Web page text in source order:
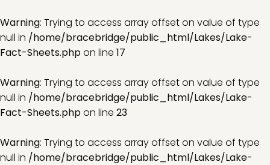
Warning: Trying to access array offset on value of type
null in /home/bracebridge/public_html/Lakes/Lake-
Fact-Sheets.phpon line 17
Warning: Trying to access array offset on value of type
null in /home/bracebridge/public_html/Lakes/Lake-
Fact-Sheets.phpon line 23
Warning: Trying to access array offset on value of type
null in /home/bracebridge/public_html/Lakes/Lake-